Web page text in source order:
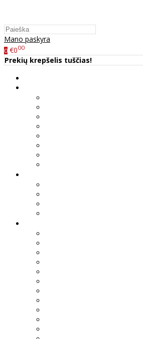
Mano paskyra
0 €000
Prekių krepšelis tuščias!